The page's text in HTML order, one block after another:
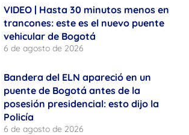
VIDEO | Hasta 30 minutos menos en
trancones: este es el nuevo puente
vehicular de Bogotá
6 de agosto de 2026
Bandera del ELN apareció en un
puente de Bogotá antes de la
posesión presidencial: esto dijo la
Policía
6 de agosto de 2026